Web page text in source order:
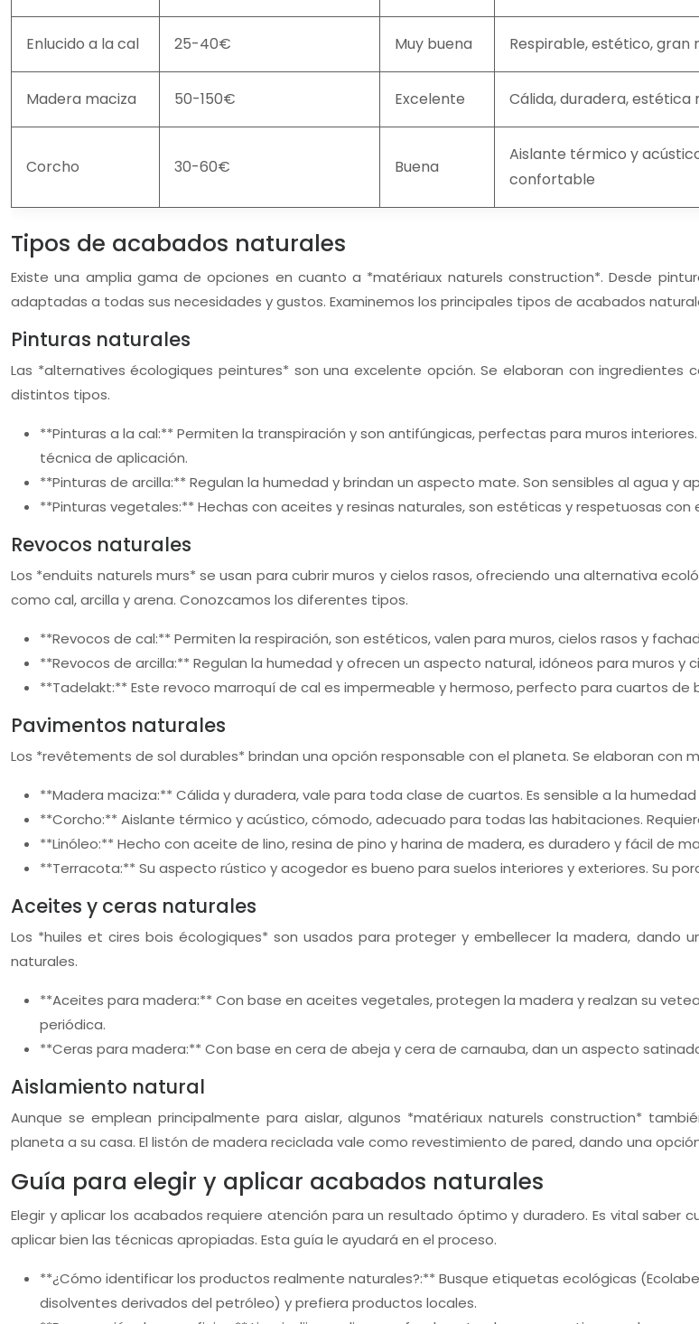
Enlucido a la cal 25-40€ Muy buena Respirable, estético, gran
Madera maciza 50-150€ Excelente Cálida, duradera, estética
Corcho 30-60€ Buena
Aislante térmico y
confortable
Tipos de acabados naturales
Existe una amplia gama de opciones en cuanto a *matériaux naturels construction*. Desde
adaptadas a todas sus necesidades y gustos. Examinemos los principales tipos de acabados
Pinturas naturales
Las *alternatives écologiques peintures* son una excelente opción. Se elaboran con ingredientes
distintos tipos.
**Pinturas a la cal:** Permiten la transpiración y son antifúngicas, perfectas para muros
técnica de aplicación.
**Pinturas de arcilla:** Regulan la humedad y brindan un aspecto mate. Son sensibles al agua y
**Pinturas vegetales:** Hechas con aceites y resinas naturales, son estéticas y respetuosas
Revocos naturales
Los *enduits naturels murs* se usan para cubrir muros y cielos rasos, ofreciendo una alternativa
como cal, arcilla y arena. Conozcamos los diferentes tipos.
**Revocos de cal:** Permiten la respiración, son estéticos, valen para muros, cielos rasos y
**Revocos de arcilla:** Regulan la humedad y ofrecen un aspecto natural, idóneos para muros y
**Tadelakt:** Este revoco marroquí de cal es impermeable y hermoso, perfecto para cuartos de
Pavimentos naturales
Los *revêtements de sol durables* brindan una opción responsable con el planeta. Se elaboran con
**Madera maciza:** Cálida y duradera, vale para toda clase de cuartos. Es sensible a la
**Corcho:** Aislante térmico y acústico, cómodo, adecuado para todas las habitaciones.
**Linóleo:** Hecho con aceite de lino, resina de pino y harina de madera, es duradero y fácil de
**Terracota:** Su aspecto rústico y acogedor es bueno para suelos interiores y exteriores. Su
Aceites y ceras naturales
Los *huiles et cires bois écologiques* son usados para proteger y embellecer la madera, dando
naturales.
**Aceites para madera:** Con base en aceites vegetales, protegen la madera y realzan su
periódica.
**Ceras para madera:** Con base en cera de abeja y cera de carnauba, dan un aspecto
Aislamiento natural
Aunque se emplean principalmente para aislar, algunos *matériaux naturels construction*
planeta a su casa. El listón de madera reciclada vale como revestimiento de pared, dando una
Guía para elegir y aplicar acabados naturales
Elegir y aplicar los acabados requiere atención para un resultado óptimo y duradero. Es vital
aplicar bien las técnicas apropiadas. Esta guía le ayudará en el proceso.
**¿Cómo identificar los productos realmente naturales?:** Busque etiquetas ecológicas
disolventes derivados del petróleo) y prefiera productos locales.